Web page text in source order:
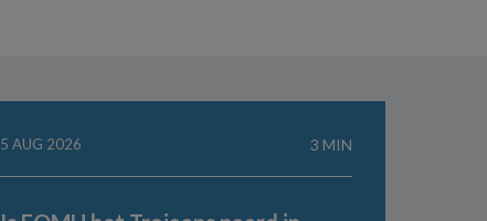
5 AUG 2026 3 MIN